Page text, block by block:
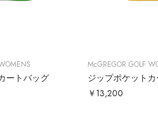
ートバッグ
McGREGOR GOLF
ジップポケット
￥13,200